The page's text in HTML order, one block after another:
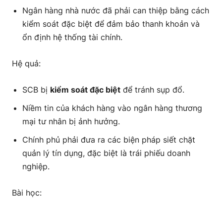
Ngân hàng nhà nước đã phải can thiệp bằng cách
kiểm soát đặc biệt để đảm bảo thanh khoản và
ổn định hệ thống tài chính.
Hệ quả:
SCB bị kiểm soát đặc biệt để tránh sụp đổ.
Niềm tin của khách hàng vào ngân hàng thương
mại tư nhân bị ảnh hưởng.
Chính phủ phải đưa ra các biện pháp siết chặt
quản lý tín dụng, đặc biệt là trái phiếu doanh
nghiệp.
Bài học: